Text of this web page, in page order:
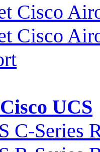
Cisco
Cisco
UCS
C-Series